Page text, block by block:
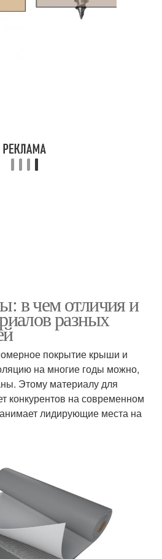
в чем отличия и
разных
покрытие крыши и
на многие годы можно,
Этому материалу для
конкурентов на современном
лидирующие места на